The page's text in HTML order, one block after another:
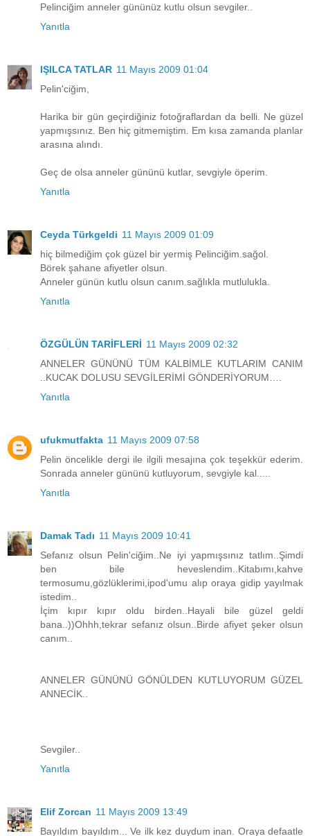
Pelinciğim anneler gününüz kutlu olsun sevgiler..
Yanıtla
IŞILCA TATLAR 11 Mayıs 2009 01:04
Pelin'ciğim,
Harika bir gün geçirdiğiniz fotoğraflardan da belli. Ne güzel
yapmışsınız. Ben hiç gitmemiştim. Em kısa zamanda planlar
arasına alındı.
Geç de olsa anneler gününü kutlar, sevgiyle öperim.
Yanıtla
Ceyda Türkgeldi 11 Mayıs 2009 01:09
hiç bilmediğim çok güzel bir yermiş Pelinciğim.sağol.
Börek şahane afiyetler olsun.
Anneler günün kutlu olsun canım.sağlıkla mutlulukla.
Yanıtla
ÖZGÜLÜN TARİFLERİ 11 Mayıs 2009 02:32
ANNELER GÜNÜNÜ TÜM KALBİMLE KUTLARIM CANIM
..KUCAK DOLUSU SEVGİLERİMİ GÖNDERİYORUM….
Yanıtla
ufukmutfakta 11 Mayıs 2009 07:58
Pelin öncelikle dergi ile ilgili mesajına çok teşekkür ederim.
Sonrada anneler gününü kutluyorum, sevgiyle kal.....
Yanıtla
Damak Tadı 11 Mayıs 2009 10:41
Sefanız olsun Pelin'ciğim..Ne iyi yapmışsınız tatlım..Şimdi
ben bile heveslendim..Kitabımı,kahve
termosumu,gözlüklerimi,ipod'umu alıp oraya gidip yayılmak
istedim..
İçim kıpır kıpır oldu birden..Hayali bile güzel geldi
bana..))Ohhh,tekrar sefanız olsun..Birde afiyet şeker olsun
canım..
ANNELER GÜNÜNÜ GÖNÜLDEN KUTLUYORUM GÜZEL
ANNECİK..
Sevgiler..
Yanıtla
Elif Zorcan 11 Mayıs 2009 13:49
Bayıldım bayıldım... Ve ilk kez duydum inan. Oraya defaatle